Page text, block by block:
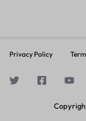
Privacy Policy